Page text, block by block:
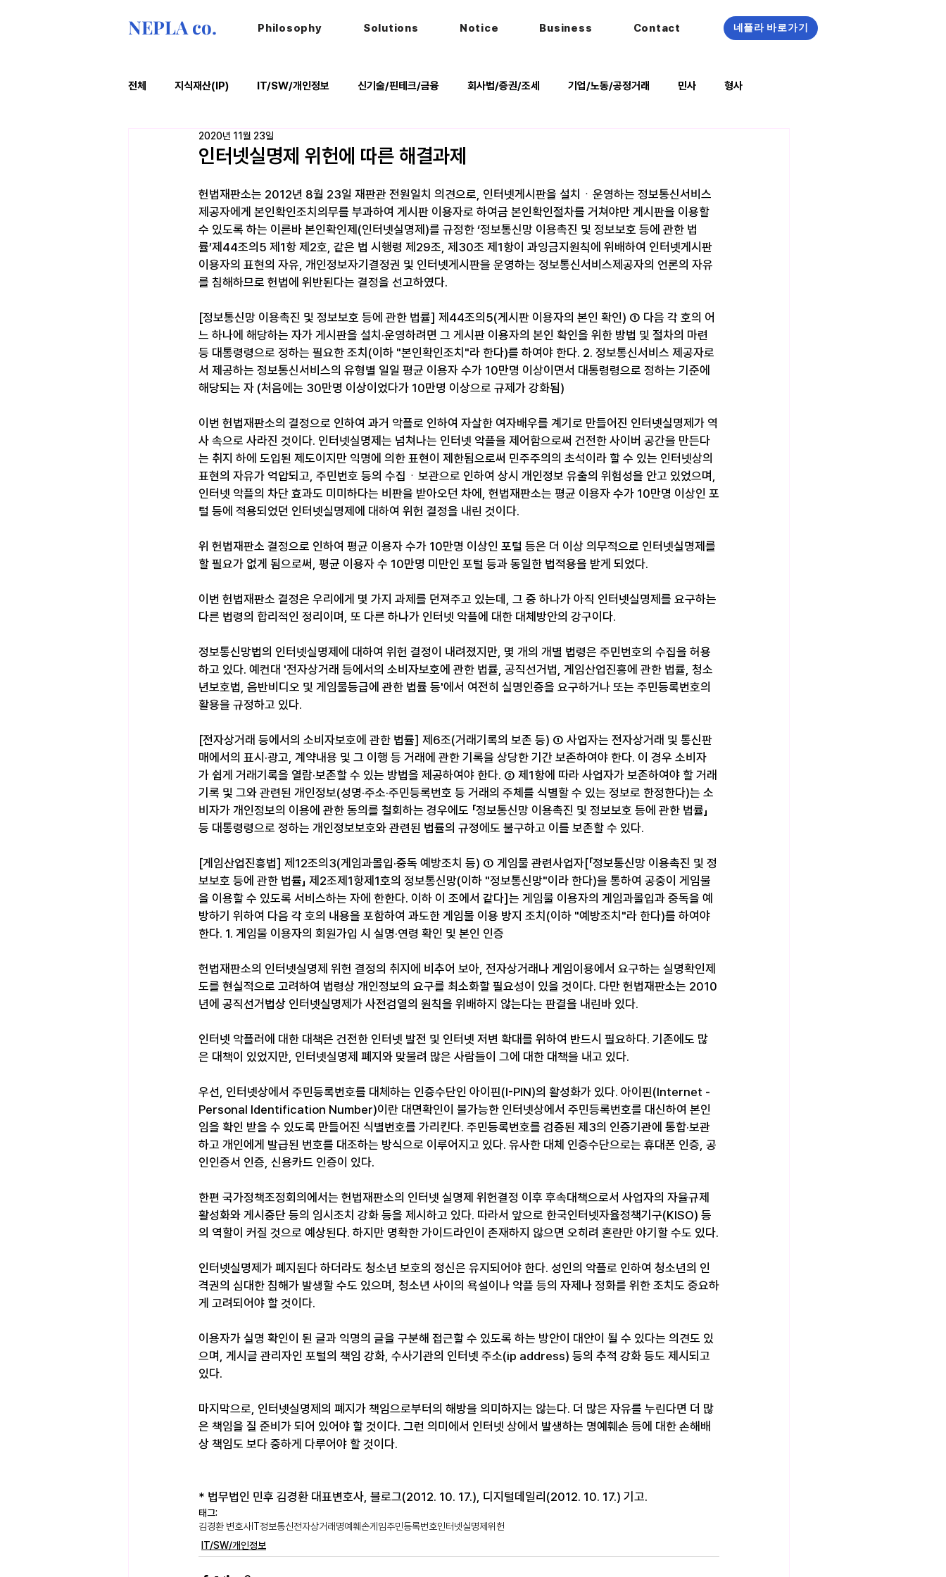
NEPLA co. Philosophy Solutions Notice Business Contact 네플라 바로가기
전체 지식재산(IP) IT/SW/개인정보 신기술/핀테크/금융 회사법/증권/조세 기업/노동/공정거래 민사 형사
법률레터 오늘의위키
인터넷실명제 위헌에 따른 해결과제
2020년 11월 23일
헌법재판소는 2012년 8월 23일 재판관 전원일치 의견으로, 인터넷게시판을 설치ㆍ운영하는 정보통신서비스
제공자에게 본인확인조치의무를 부과하여 게시판 이용자로 하여금 본인확인절차를 거쳐야만 게시판을 이용할
수 있도록 하는 이른바 본인확인제(인터넷실명제)를 규정한 ‘정보통신망 이용촉진 및 정보보호 등에 관한 법
률’제44조의5 제1항 제2호, 같은 법 시행령 제29조, 제30조 제1항이 과잉금지원칙에 위배하여 인터넷게시판
이용자의 표현의 자유, 개인정보자기결정권 및 인터넷게시판을 운영하는 정보통신서비스제공자의 언론의 자유
를 침해하므로 헌법에 위반된다는 결정을 선고하였다.
[정보통신망 이용촉진 및 정보보호 등에 관한 법률] 제44조의5(게시판 이용자의 본인 확인) ① 다음 각 호의 어
느 하나에 해당하는 자가 게시판을 설치·운영하려면 그 게시판 이용자의 본인 확인을 위한 방법 및 절차의 마련
등 대통령령으로 정하는 필요한 조치(이하 "본인확인조치"라 한다)를 하여야 한다. 2. 정보통신서비스 제공자로
서 제공하는 정보통신서비스의 유형별 일일 평균 이용자 수가 10만명 이상이면서 대통령령으로 정하는 기준에
해당되는 자 (처음에는 30만명 이상이었다가 10만명 이상으로 규제가 강화됨)
이번 헌법재판소의 결정으로 인하여 과거 악플로 인하여 자살한 여자배우를 계기로 만들어진 인터넷실명제가 역
사 속으로 사라진 것이다. 인터넷실명제는 넘쳐나는 인터넷 악플을 제어함으로써 건전한 사이버 공간을 만든다
는 취지 하에 도입된 제도이지만 익명에 의한 표현이 제한됨으로써 민주주의의 초석이라 할 수 있는 인터넷상의
표현의 자유가 억압되고, 주민번호 등의 수집ㆍ보관으로 인하여 상시 개인정보 유출의 위험성을 안고 있었으며,
인터넷 악플의 차단 효과도 미미하다는 비판을 받아오던 차에, 헌법재판소는 평균 이용자 수가 10만명 이상인 포
털 등에 적용되었던 인터넷실명제에 대하여 위헌 결정을 내린 것이다.
위 헌법재판소 결정으로 인하여 평균 이용자 수가 10만명 이상인 포털 등은 더 이상 의무적으로 인터넷실명제를
할 필요가 없게 됨으로써, 평균 이용자 수 10만명 미만인 포털 등과 동일한 법적용을 받게 되었다.
이번 헌법재판소 결정은 우리에게 몇 가지 과제를 던져주고 있는데, 그 중 하나가 아직 인터넷실명제를 요구하는
다른 법령의 합리적인 정리이며, 또 다른 하나가 인터넷 악플에 대한 대체방안의 강구이다.
정보통신망법의 인터넷실명제에 대하여 위헌 결정이 내려졌지만, 몇 개의 개별 법령은 주민번호의 수집을 허용
하고 있다. 예컨대 '전자상거래 등에서의 소비자보호에 관한 법률, 공직선거법, 게임산업진흥에 관한 법률, 청소
년보호법, 음반비디오 및 게임물등급에 관한 법률 등'에서 여전히 실명인증을 요구하거나 또는 주민등록번호의
활용을 규정하고 있다.
[전자상거래 등에서의 소비자보호에 관한 법률] 제6조(거래기록의 보존 등) ① 사업자는 전자상거래 및 통신판
매에서의 표시·광고, 계약내용 및 그 이행 등 거래에 관한 기록을 상당한 기간 보존하여야 한다. 이 경우 소비자
가 쉽게 거래기록을 열람·보존할 수 있는 방법을 제공하여야 한다. ② 제1항에 따라 사업자가 보존하여야 할 거래
기록 및 그와 관련된 개인정보(성명·주소·주민등록번호 등 거래의 주체를 식별할 수 있는 정보로 한정한다)는 소
비자가 개인정보의 이용에 관한 동의를 철회하는 경우에도 「정보통신망 이용촉진 및 정보보호 등에 관한 법률」
등 대통령령으로 정하는 개인정보보호와 관련된 법률의 규정에도 불구하고 이를 보존할 수 있다.
[게임산업진흥법] 제12조의3(게임과몰입·중독 예방조치 등) ① 게임물 관련사업자[「정보통신망 이용촉진 및 정
보보호 등에 관한 법률」 제2조제1항제1호의 정보통신망(이하 "정보통신망"이라 한다)을 통하여 공중이 게임물
을 이용할 수 있도록 서비스하는 자에 한한다. 이하 이 조에서 같다]는 게임물 이용자의 게임과몰입과 중독을 예
방하기 위하여 다음 각 호의 내용을 포함하여 과도한 게임물 이용 방지 조치(이하 "예방조치"라 한다)를 하여야
한다. 1. 게임물 이용자의 회원가입 시 실명·연령 확인 및 본인 인증
헌법재판소의 인터넷실명제 위헌 결정의 취지에 비추어 보아, 전자상거래나 게임이용에서 요구하는 실명확인제
도를 현실적으로 고려하여 법령상 개인정보의 요구를 최소화할 필요성이 있을 것이다. 다만 헌법재판소는 2010
년에 공직선거법상 인터넷실명제가 사전검열의 원칙을 위배하지 않는다는 판결을 내린바 있다.
인터넷 악플러에 대한 대책은 건전한 인터넷 발전 및 인터넷 저변 확대를 위하여 반드시 필요하다. 기존에도 많
은 대책이 있었지만, 인터넷실명제 폐지와 맞물려 많은 사람들이 그에 대한 대책을 내고 있다.
우선, 인터넷상에서 주민등록번호를 대체하는 인증수단인 아이핀(I-PIN)의 활성화가 있다. 아이핀(Internet -
Personal Identification Number)이란 대면확인이 불가능한 인터넷상에서 주민등록번호를 대신하여 본인
임을 확인 받을 수 있도록 만들어진 식별번호를 가리킨다. 주민등록번호를 검증된 제3의 인증기관에 통합·보관
하고 개인에게 발급된 번호를 대조하는 방식으로 이루어지고 있다. 유사한 대체 인증수단으로는 휴대폰 인증, 공
인인증서 인증, 신용카드 인증이 있다.
한편 국가정책조정회의에서는 헌법재판소의 인터넷 실명제 위헌결정 이후 후속대책으로서 사업자의 자율규제
활성화와 게시중단 등의 임시조치 강화 등을 제시하고 있다. 따라서 앞으로 한국인터넷자율정책기구(KISO) 등
의 역할이 커질 것으로 예상된다. 하지만 명확한 가이드라인이 존재하지 않으면 오히려 혼란만 야기할 수도 있다.
인터넷실명제가 폐지된다 하더라도 청소년 보호의 정신은 유지되어야 한다. 성인의 악플로 인하여 청소년의 인
격권의 심대한 침해가 발생할 수도 있으며, 청소년 사이의 욕설이나 악플 등의 자제나 정화를 위한 조치도 중요하
게 고려되어야 할 것이다.
이용자가 실명 확인이 된 글과 익명의 글을 구분해 접근할 수 있도록 하는 방안이 대안이 될 수 있다는 의견도 있
으며, 게시글 관리자인 포털의 책임 강화, 수사기관의 인터넷 주소(ip address) 등의 추적 강화 등도 제시되고
있다.
마지막으로, 인터넷실명제의 폐지가 책임으로부터의 해방을 의미하지는 않는다. 더 많은 자유를 누린다면 더 많
은 책임을 질 준비가 되어 있어야 할 것이다. 그런 의미에서 인터넷 상에서 발생하는 명예훼손 등에 대한 손해배
상 책임도 보다 중하게 다루어야 할 것이다.
* 법무법인 민후 김경환 대표변호사, 블로그(2012. 10. 17.), 디지털데일리(2012. 10. 17.) 기고.
태그:
김경환 변호사 IT정보통신전자상거래명예훼손게임주민등록번호인터넷실명제위헌
IT/SW/개인정보